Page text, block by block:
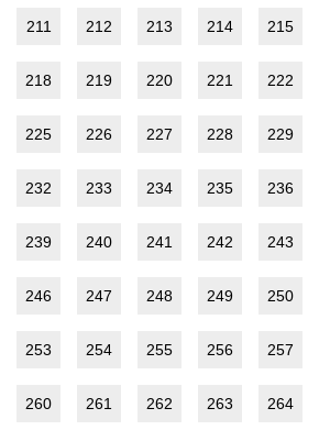
211 212 213 214 215
218 219 220 221 222
225 226 227 228 229
232 233 234 235 236
239 240 241 242 243
246 247 248 249 250
253 254 255 256 257
260 261 262 263 264